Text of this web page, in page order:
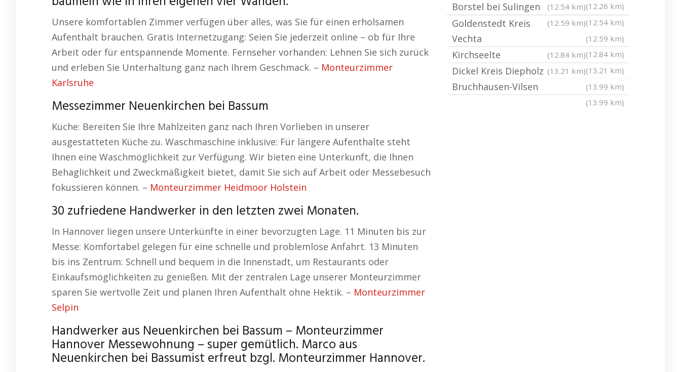
Unsere komfortablen Zimmer verfügen über alles, was Sie für einen erholsamen
Aufenthalt brauchen. Gratis Internetzugang: Seien Sie jederzeit online – ob für Ihre
Arbeit oder für entspannende Momente. Fernseher vorhanden: Lehnen Sie sich zurück
und erleben Sie Unterhaltung ganz nach Ihrem Geschmack. – Monteurzimmer
Karlsruhe
Messezimmer Neuenkirchen bei Bassum
Küche: Bereiten Sie Ihre Mahlzeiten ganz nach Ihren Vorlieben in unserer
ausgestatteten Küche zu. Waschmaschine inklusive: Für längere Aufenthalte steht
Ihnen eine Waschmöglichkeit zur Verfügung. Wir bieten eine Unterkunft, die Ihnen
Behaglichkeit und Zweckmäßigkeit bietet, damit Sie sich auf Arbeit oder Messebesuch
fokussieren können. – Monteurzimmer Heidmoor Holstein
30 zufriedene Handwerker in den letzten zwei Monaten.
In Hannover liegen unsere Unterkünfte in einer bevorzugten Lage. 11 Minuten bis zur
Messe: Komfortabel gelegen für eine schnelle und problemlose Anfahrt. 13 Minuten
bis ins Zentrum: Schnell und bequem in die Innenstadt, um Restaurants oder
Einkaufsmöglichkeiten zu genießen. Mit der zentralen Lage unserer Monteurzimmer
sparen Sie wertvolle Zeit und planen Ihren Aufenthalt ohne Hektik. – Monteurzimmer
Selpin
Handwerker aus Neuenkirchen bei Bassum – Monteurzimmer
Hannover Messewohnung – super gemütlich. Marco aus
Neuenkirchen bei Bassumist erfreut bzgl. Monteurzimmer Hannover.
(12.26 km)
Borstel bei Sulingen
(12.54 km)
(12.54 km)
(12.59 km)
Goldenstedt Kreis
Vechta
(12.59 km)
(12.84 km)
Kirchseelte
(12.84 km)
(13.21 km)
Dickel Kreis Diepholz (13.21 km)
Bruchhausen-Vilsen
(13.99 km)
(13.99 km)